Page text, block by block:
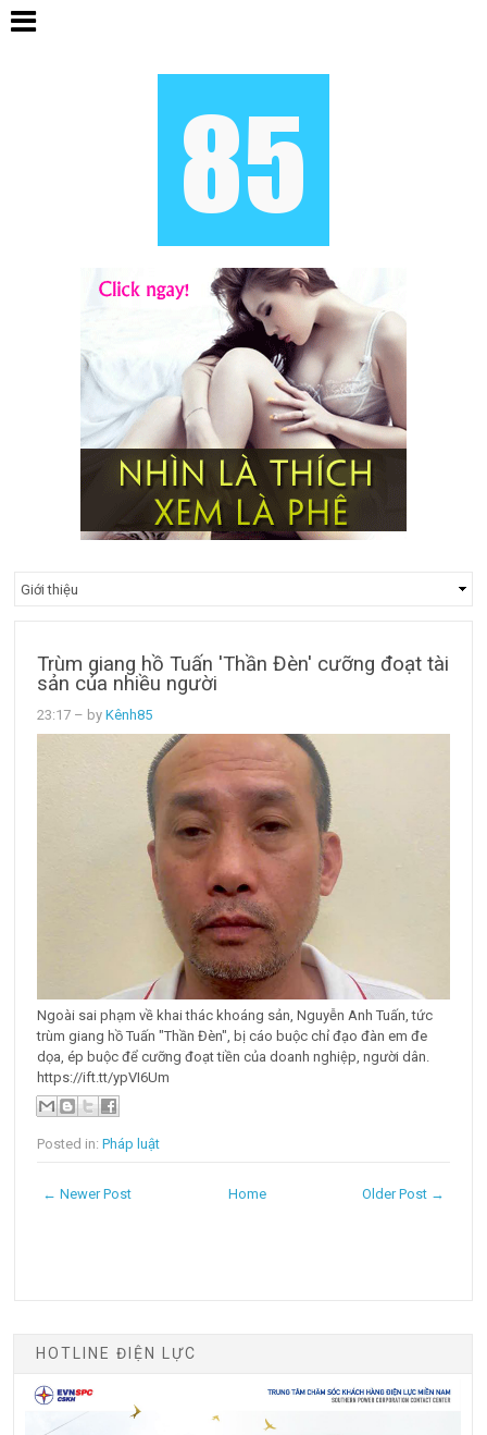
Trùm giang hồ Tuấn 'Thần Đèn' cưỡng đoạt tài
sản của nhiều người
23:17 – byKênh85
Ngoài sai phạm về khai thác khoáng sản, Nguyễn Anh Tuấn, tức
trùm giang hồ Tuấn "Thần Đèn", bị cáo buộc chỉ đạo đàn em đe
dọa, ép buộc để cưỡng đoạt tiền của doanh nghiệp, người dân.
https://ift.tt/ypVI6Um
Posted in:Pháp luật
← Newer Post Older Post →
Home
HOTLINE ĐIỆN LỰC